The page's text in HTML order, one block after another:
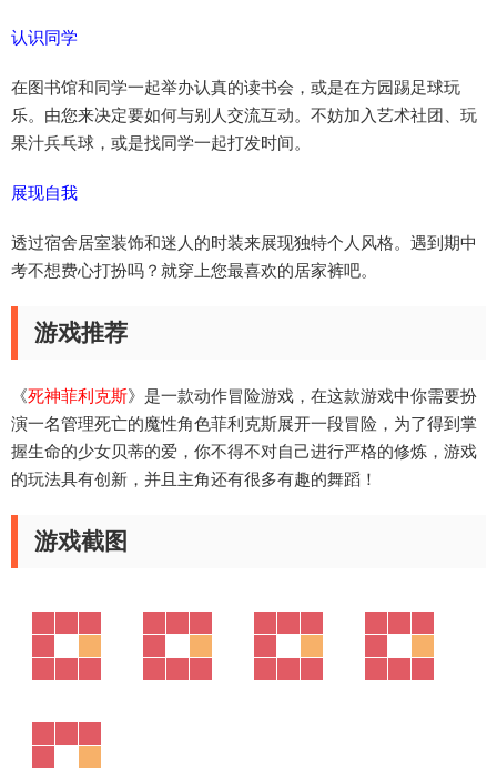
认识同学
在图书馆和同学一起举办认真的读书会，或是在方园踢足球玩
乐。由您来决定要如何与别人交流互动。不妨加入艺术社团、玩
果汁兵乓球，或是找同学一起打发时间。
展现自我
透过宿舍居室装饰和迷人的时装来展现独特个人风格。遇到期中
考不想费心打扮吗？就穿上您最喜欢的居家裤吧。
游戏推荐
《死神菲利克斯》是一款动作冒险游戏，在这款游戏中你需要扮
演一名管理死亡的魔性角色菲利克斯展开一段冒险，为了得到掌
握生命的少女贝蒂的爱，你不得不对自己进行严格的修炼，游戏
的玩法具有创新，并且主角还有很多有趣的舞蹈！
游戏截图